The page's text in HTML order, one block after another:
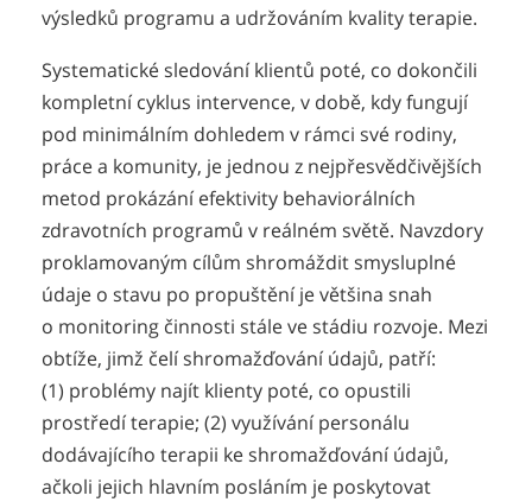
výsledků programu a udržováním kvality terapie.
Systematické sledování klientů poté, co dokončili
kompletní cyklus intervence, v době, kdy fungují
pod minimálním dohledem v rámci své rodiny,
práce a komunity, je jednou z nejpřesvědčivějších
metod prokázání efektivity behaviorálních
zdravotních programů v reálném světě. Navzdory
proklamovaným cílům shromáždit smysluplné
údaje o stavu po propuštění je většina snah
o monitoring činnosti stále ve stádiu rozvoje. Mezi
obtíže, jimž čelí shromažďování údajů, patří:
(1) problémy najít klienty poté, co opustili
prostředí terapie; (2) využívání personálu
dodávajícího terapii ke shromažďování údajů,
ačkoli jejich hlavním posláním je poskytovat